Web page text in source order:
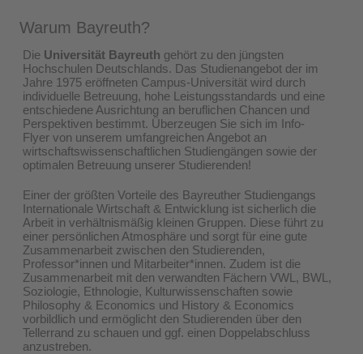
Warum Bayreuth?
Die Universität Bayreuth gehört zu den jüngsten
Hochschulen Deutschlands. Das Studienangebot der im
Jahre 1975 eröffneten Campus-Universität wird durch
individuelle Betreuung, hohe Leistungsstandards und eine
entschiedene Ausrichtung an beruflichen Chancen und
Perspektiven bestimmt. Überzeugen Sie sich im Info-
Flyer von unserem umfangreichen Angebot an
wirtschaftswissenschaftlichen Studiengängen sowie der
optimalen Betreuung unserer Studierenden!
Einer der größten Vorteile des Bayreuther Studiengangs
Internationale Wirtschaft & Entwicklung ist sicherlich die
Arbeit in verhältnismäßig kleinen Gruppen. Diese führt zu
einer persönlichen Atmosphäre und sorgt für eine gute
Zusammenarbeit zwischen den Studierenden,
Professor*innen und Mitarbeiter*innen. Zudem ist die
Zusammenarbeit mit den verwandten Fächern VWL, BWL,
Soziologie, Ethnologie, Kulturwissenschaften sowie
Philosophy & Economics und History & Economics
vorbildlich und ermöglicht den Studierenden über den
Tellerrand zu schauen und ggf. einen Doppelabschluss
anzustreben.